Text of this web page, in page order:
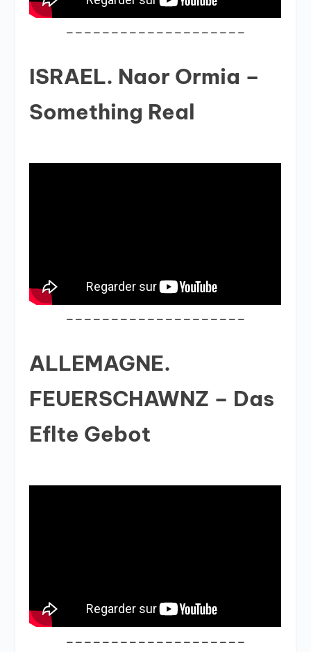
____________________
ISRAEL. Naor Ormia –
Something Real
____________________
ALLEMAGNE.
FEUERSCHAWNZ – Das
Eflte Gebot
____________________